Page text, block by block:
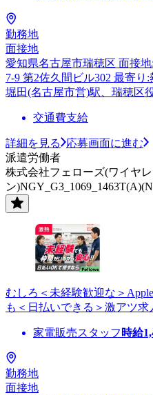
勤務地
面接地
愛知県名古屋市瑞穂区 面接
7-9 第2佐久間ビル302 最寄り
堀田(名古屋市営)駅、瑞穂区
交通費支給
詳細を見る
応募画面に進む
派遣労働者
株式会社フェローズ(ワイヤ
ン
むしろ＜未経験歓迎な＞
も＜日払いできる＞激アツ求
家電販売スタッフ 時給
勤務地
面接地